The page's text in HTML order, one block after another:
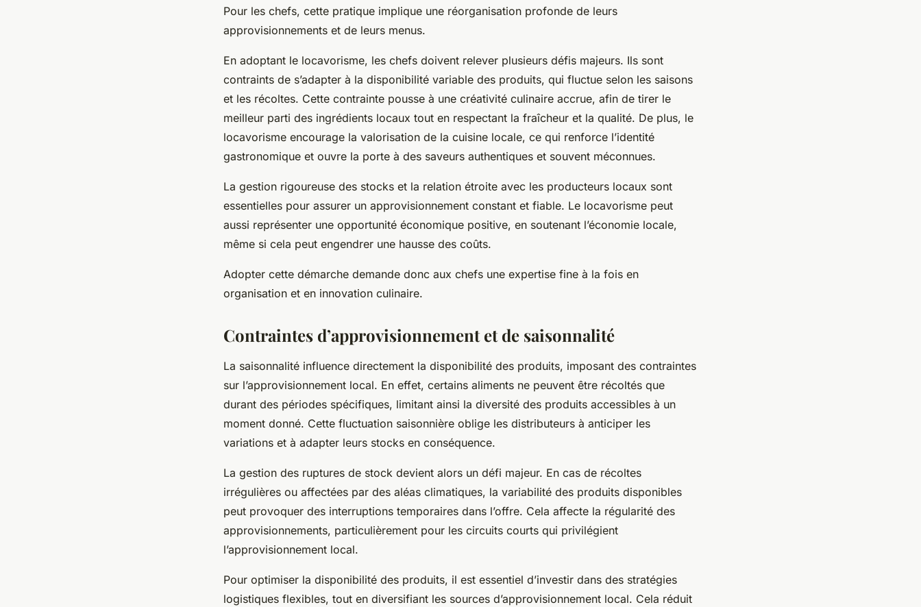
Pour les chefs, cette pratique implique une réorganisation profonde de leurs
approvisionnements et de leurs menus.
En adoptant le locavorisme, les chefs doivent relever plusieurs défis majeurs. Ils sont
contraints de s’adapter à la disponibilité variable des produits, qui fluctue selon les saisons
et les récoltes. Cette contrainte pousse à une créativité culinaire accrue, afin de tirer le
meilleur parti des ingrédients locaux tout en respectant la fraîcheur et la qualité. De plus, le
locavorisme encourage la valorisation de la cuisine locale, ce qui renforce l’identité
gastronomique et ouvre la porte à des saveurs authentiques et souvent méconnues.
La gestion rigoureuse des stocks et la relation étroite avec les producteurs locaux sont
essentielles pour assurer un approvisionnement constant et fiable. Le locavorisme peut
aussi représenter une opportunité économique positive, en soutenant l’économie locale,
même si cela peut engendrer une hausse des coûts.
Adopter cette démarche demande donc aux chefs une expertise fine à la fois en
organisation et en innovation culinaire.
Contraintes d’approvisionnement et de saisonnalité
La saisonnalité influence directement la disponibilité des produits, imposant des contraintes
sur l’approvisionnement local. En effet, certains aliments ne peuvent être récoltés que
durant des périodes spécifiques, limitant ainsi la diversité des produits accessibles à un
moment donné. Cette fluctuation saisonnière oblige les distributeurs à anticiper les
variations et à adapter leurs stocks en conséquence.
La gestion des ruptures de stock devient alors un défi majeur. En cas de récoltes
irrégulières ou affectées par des aléas climatiques, la variabilité des produits disponibles
peut provoquer des interruptions temporaires dans l’offre. Cela affecte la régularité des
approvisionnements, particulièrement pour les circuits courts qui privilégient
l’approvisionnement local.
Pour optimiser la disponibilité des produits, il est essentiel d’investir dans des stratégies
logistiques flexibles, tout en diversifiant les sources d’approvisionnement local. Cela réduit